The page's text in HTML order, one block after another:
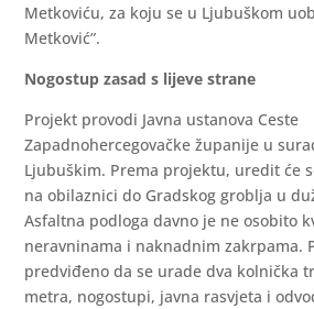
Metkoviću, za koju se u Ljubuškom
Metković”.
Nogostup zasad s lijeve strane
Projekt provodi Javna ustanova Ceste
Zapadnohercegovačke županije u
Ljubuškim. Prema projektu, uredit će
na obilaznici do Gradskog groblja u
Asfaltna podloga davno je ne osobito
neravninama i naknadnim zakrpama.
predviđeno da se urade dva kolnička
metra, nogostupi, javna rasvjeta i